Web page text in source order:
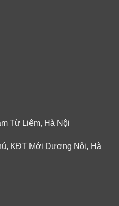
Từ Liêm, Hà Nội
KĐT Mới Dương Nội, Hà